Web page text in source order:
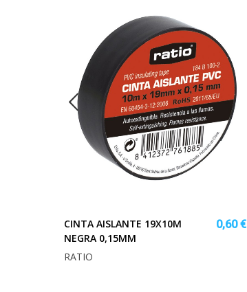
CINTA AISLANTE 19X10M
NEGRA 0,15MM
0,60 €
RATIO